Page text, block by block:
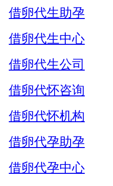
借卵代生助孕
借卵代生中心
借卵代生公司
借卵代怀咨询
借卵代怀机构
借卵代孕助孕
借卵代孕中心